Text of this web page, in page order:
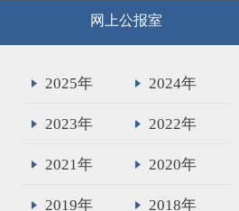
网上公报室
2025年 2024年
2023年 2022年
2021年 2020年
2019年 2018年